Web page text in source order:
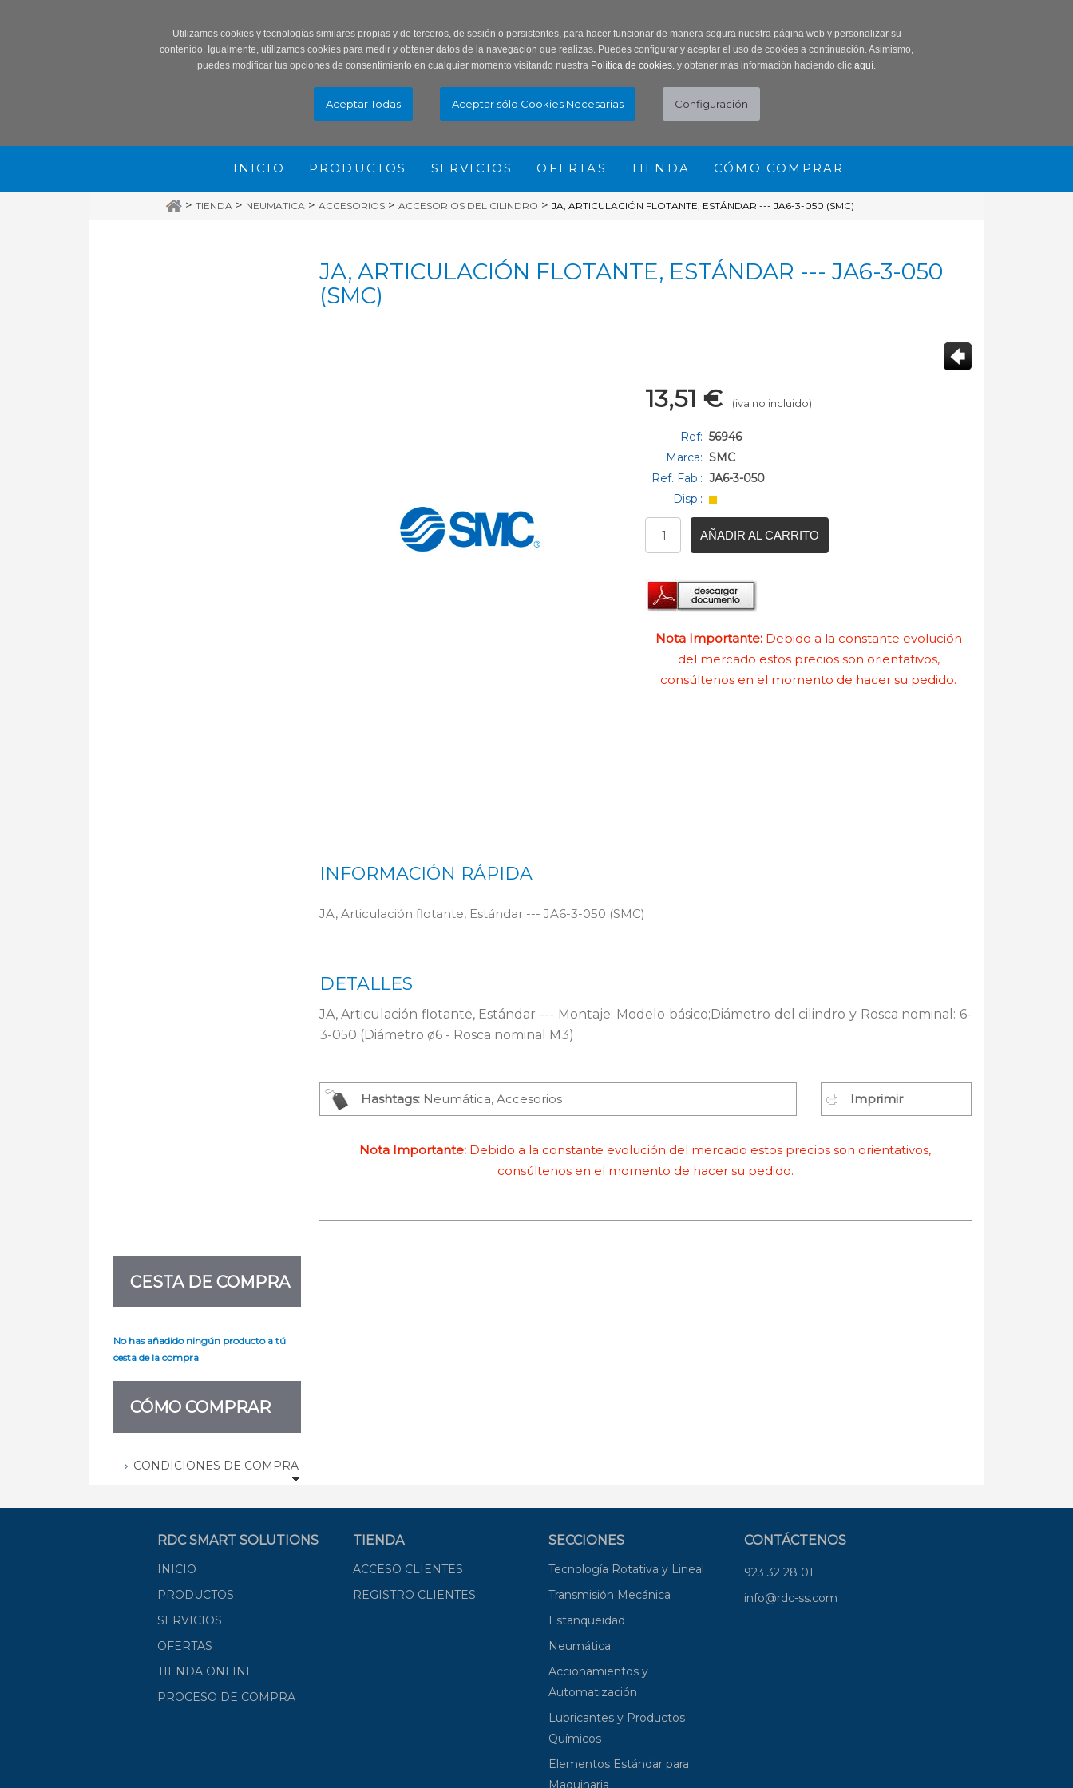
Utilizamos cookies y tecnologías similares propias y de terceros, de sesión o persistentes, para hacer funcionar de manera segura nuestra página web y personalizar su
contenido. Igualmente, utilizamos cookies para medir y obtener datos de la navegación que realizas. Puedes configurar y aceptar el uso de cookies a continuación. Asimismo,
puedes modificar tus opciones de consentimiento en cualquier momento visitando nuestra Política de cookies. y obtener más información haciendo clic aquí.
INICIO PRODUCTOS SERVICIOS OFERTAS TIENDA CÓMO COMPRAR
> TIENDA > NEUMATICA > ACCESORIOS > ACCESORIOS DEL CILINDRO > JA, ARTICULACIÓN FLOTANTE, ESTÁNDAR --- JA6-3-050 (SMC)
JA, ARTICULACIÓN FLOTANTE, ESTÁNDAR --- JA6-3-050
(SMC)
13,51 € (iva no incluido)
Ref:56946
Marca:SMC
Ref. Fab.:JA6-3-050
Disp.:
AÑADIR AL CARRITO
Nota Importante:Debido a la constante evolución
del mercado estos precios son orientativos,
consúltenos en el momento de hacer su pedido.
INFORMACIÓN RÁPIDA
JA, Articulación flotante, Estándar --- JA6-3-050 (SMC)
DETALLES
JA, Articulación flotante, Estándar --- Montaje: Modelo básico;Diámetro del cilindro y Rosca nominal: 6-
3-050 (Diámetro ø6 - Rosca nominal M3)
Hashtags: Neumática, Accesorios Imprimir
Nota Importante: Debido a la constante evolución del mercado estos precios son orientativos,
consúltenos en el momento de hacer su pedido.
CESTA DE COMPRA
No has añadido ningún producto a tú
cesta de la compra
CÓMO COMPRAR
CONDICIONES DE COMPRA
RDC SMART SOLUTIONS
INICIO
PRODUCTOS
SERVICIOS
OFERTAS
TIENDA ONLINE
PROCESO DE COMPRA
TIENDA
ACCESO CLIENTES
REGISTRO CLIENTES
SECCIONES
Tecnología Rotativa y Lineal
Transmisión Mecánica
Estanqueidad
Neumática
Accionamientos y
Automatización
Lubricantes y Productos
Químicos
Elementos Estándar para
Maquinaria
CONTÁCTENOS
923 32 28 01
info@rdc-ss.com